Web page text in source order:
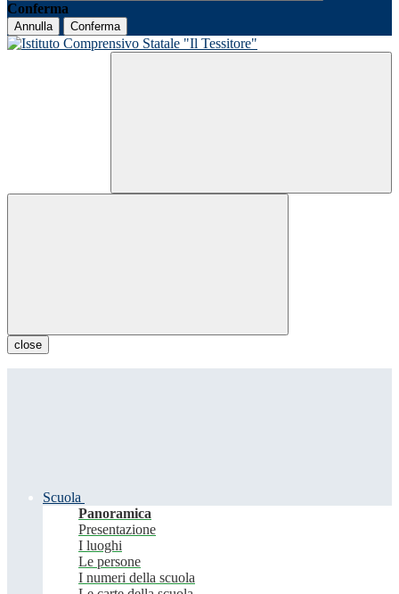
Conferma
Annulla Conferma
close
Scuola
Panoramica
Presentazione
I luoghi
Le persone
I numeri della scuola